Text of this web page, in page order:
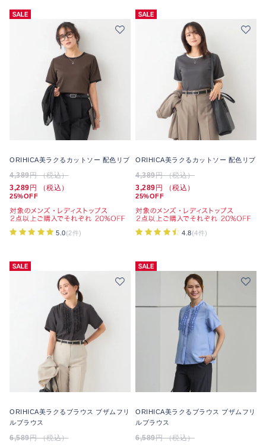
ORIHICA美ラクるカットソー 配色リブ
4,389円 （税込）
3,289 円 （税込）
25%OFF
5.0(2件)
ORIHICA美ラクるカットソー 配色リブ
4,389円 （税込）
3,289 円 （税込）
25%OFF
4.8(4件)
ORIHICA美ラクるブラウス ブザムフリ
ルブラウス
6,589円 （税込）
ORIHICA美ラクるブラウス ブザムフリ
ルブラウス
6,589円 （税込）